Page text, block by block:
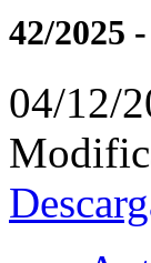
42/2025
04/12/